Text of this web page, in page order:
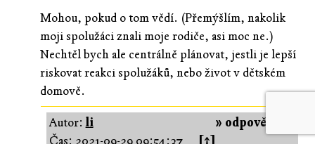
Mohou, pokud o tom vědí. (Přemýšlím, nakolik
moji spolužáci znali moje rodiče, asi moc ne.)
Nechtěl bych ale centrálně plánovat, jestli je lepší
riskovat reakci spolužáků, nebo život v dětském
domově.
» odpovědět «
Autor:li
Čas: 2021-09-29 09:54:37 [↑]